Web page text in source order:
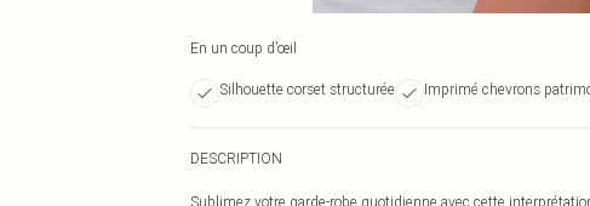
En un coup d’œil
Silhouette corset structurée Imprimé chevrons
DESCRIPTION
Sublimez votre garde-robe quotidienne avec cette